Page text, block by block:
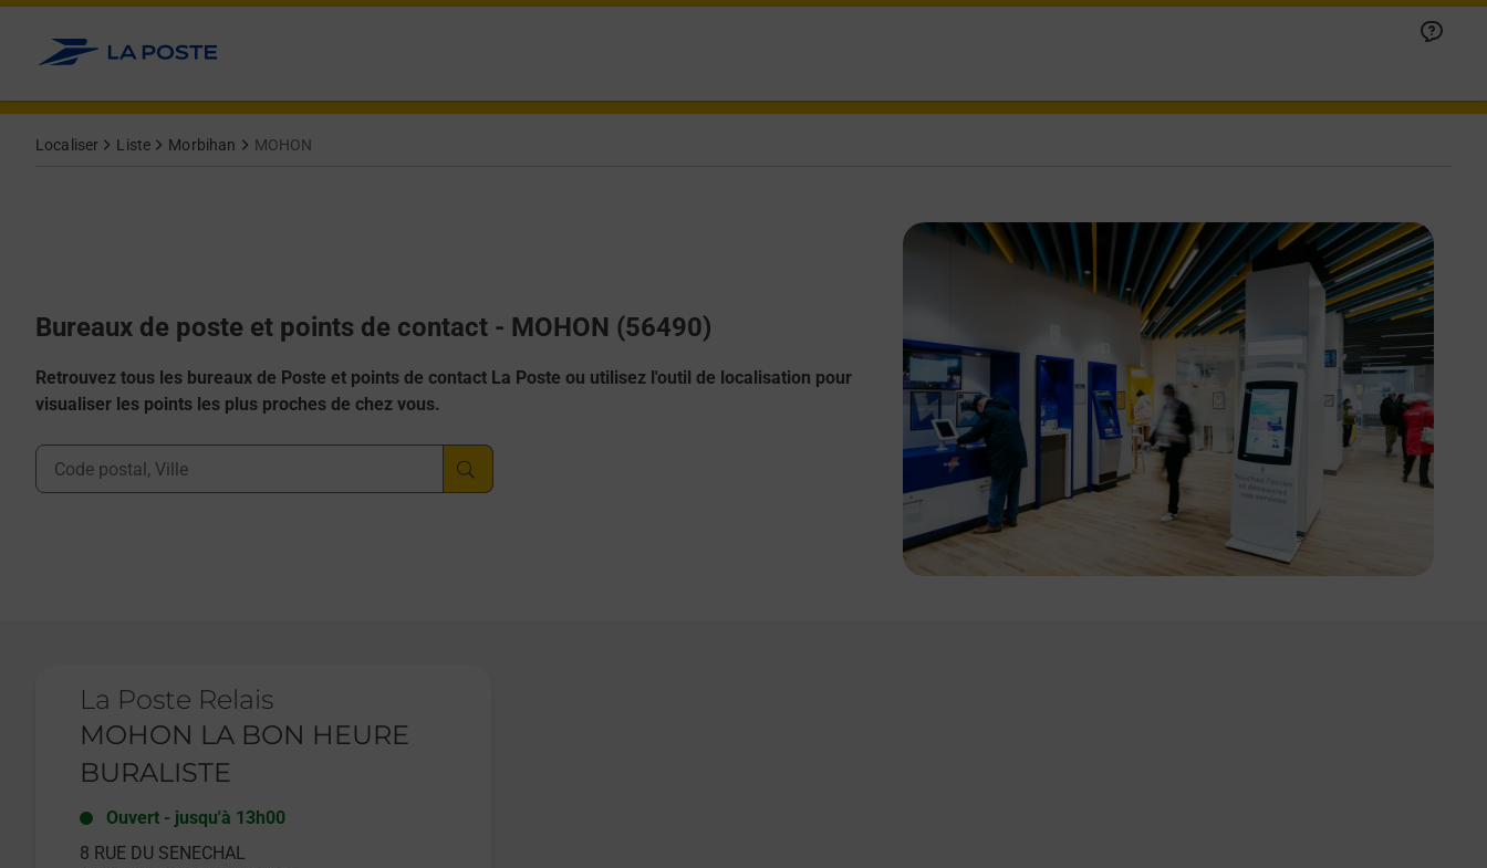
Allez au contenu
Localiser Liste Morbihan MOHON
Bureaux de poste et points de contact - MOHON (56490)
Retrouvez tous les bureaux de Poste et points de contact La Poste ou utilisez l'outil de localisation pour
visualiser les points les plus proches de chez vous.
Ville, Département, Code Postal
La Poste Relais
MOHON LA BON HEURE
BURALISTE
Ouvert - jusqu'à 13h00
8 RUE DU SENECHAL
Afficher ou masquer la réponse
Afficher ou masquer la réponse
Afficher ou masquer la réponse
Afficher ou masquer la réponse
Afficher ou masquer la réponse